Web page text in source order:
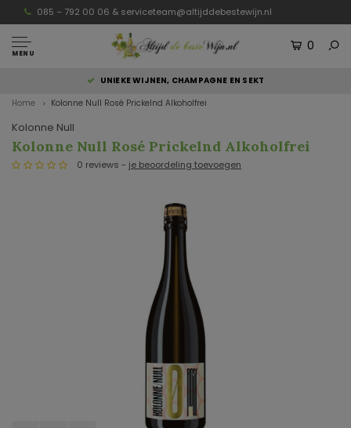
085 – 792 00 06 & serviceteam@altijddebestewijn.nl
MENU
0
UNIEKE WIJNEN, CHAMPAGNE EN SEKT
Home Kolonne Null Rosé Prickelnd Alkoholfrei
Kolonne Null
Kolonne Null Rosé Prickelnd Alkoholfrei
0 reviews - je beoordeling toevoegen